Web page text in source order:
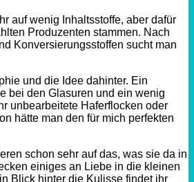
auf wenig Inhaltsstoffe, aber dafür
Produzenten stammen. Nach
Konversierungsstoffen sucht man
und die Idee dahinter. Ein
bei den Glasuren und ein wenig
unbearbeitete Haferflocken oder
hätte man den für mich perfekten
schon sehr auf das, was sie da in
einiges an Liebe in die kleinen
Blick hinter die Kulisse findet ihr